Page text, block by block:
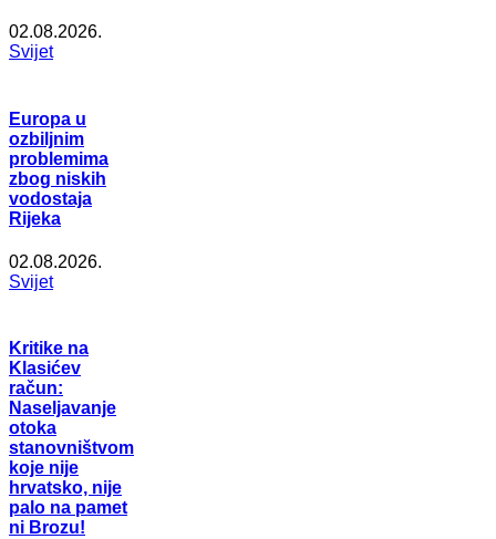
02.08.2026.
Svijet
Europa u
ozbiljnim
problemima
zbog niskih
vodostaja
Rijeka
02.08.2026.
Svijet
Kritike na
Klasićev
račun:
Naseljavanje
otoka
stanovništvom
koje nije
hrvatsko, nije
palo na pamet
ni Brozu!